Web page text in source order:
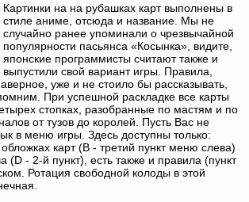
Картинки на на рубашках карт выполнены в
стиле аниме, отсюда и название. Мы не
случайно ранее упоминали о чрезвычайной
популярности пасьянса «Косынка», видите,
японские программисты считают также и
выпустили свой вариант игры. Правила,
уже и не стоило бы рассказывать,
При успешной раскладке все карты
стопках, разобранные по мастям и по
от тузов до королей. Пусть Вас не
в меню игры. Здесь доступны только:
карт (B - третий пункт меню слева)
(D - 2-й пункт), есть также и правила (пункт
Ротация свободной колоды в этой